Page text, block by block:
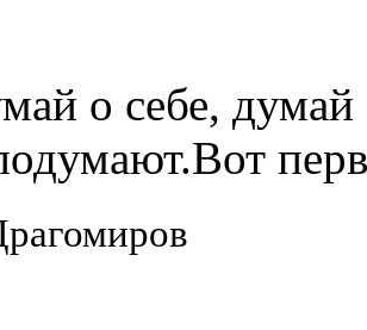
о себе,